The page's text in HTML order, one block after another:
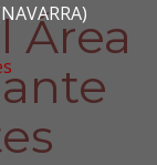
Área